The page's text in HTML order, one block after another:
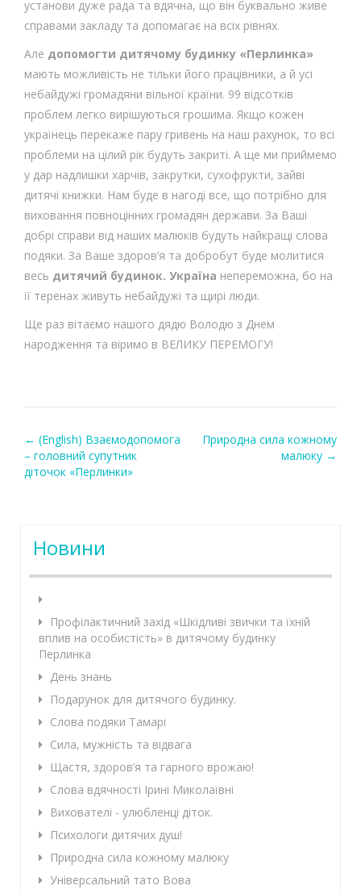
установи дуже рада та вдячна, що він буквально живе
справами закладу та допомагає на всіх рівнях.
Але допомогти дитячому будинку «Перлинка»
мають можливість не тільки його працівники, а й усі
небайдужі громадяни вільної країни. 99 відсотків
проблем легко вирішуються грошима. Якщо кожен
українець перекаже пару гривень на наш рахунок, то всі
проблеми на цілий рік будуть закриті. А ще ми приймемо
у дар надлишки харчів, закрутки, сухофрукти, зайві
дитячі книжки. Нам буде в нагоді все, що потрібно для
виховання повноцінних громадян держави. За Ваші
добрі справи від наших малюків будуть найкращі слова
подяки. За Ваше здоров’я та добробут буде молитися
весь дитячий будинок. Україна непереможна, бо на
її теренах живуть небайдужі та щирі люди.
Ще раз вітаємо нашого дядю Володю з Днем
народження та віримо в ВЕЛИКУ ПЕРЕМОГУ!
Post navigation
← (English) Взаємодопомога
– головний супутник
діточок «Перлинки»
Природна сила кожному
малюку →
Новини
Профілактичний захід «Шкідливі звички та їхній
вплив на особистість» в дитячому будинку
Перлинка
День знань
Подарунок для дитячого будинку.
Слова подяки Тамарі
Сила, мужність та відвага
Щастя, здоров’я та гарного врожаю!
Слова вдячності Ірині Миколаївні
Вихователі - улюбленці діток.
Психологи дитячих душ!
Природна сила кожному малюку
Універсальний тато Вова